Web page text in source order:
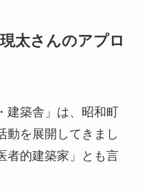
太さんのアプロ
建築舎」は、昭和町
動を展開してきまし
者的建築家」とも言